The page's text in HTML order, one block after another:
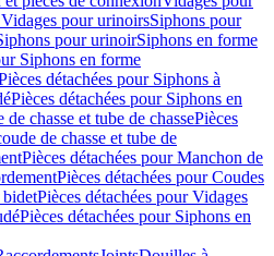
pour urinoirsSiphons pour
pour urinoirSiphons en forme
Siphons en forme
détachées pour Siphons à
Pièces détachées pour Siphons en
chasse et tube de chassePièces
de chasse et tube de
Pièces détachées pour Manchon de
Pièces détachées pour Coudes
Pièces détachées pour Vidages
Pièces détachées pour Siphons en